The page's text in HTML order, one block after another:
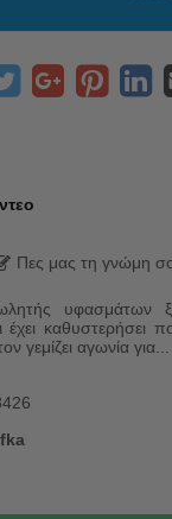
Πες μας τη γνώμη
υφασμάτων
έχει καθυστερήσει
γεμίζει αγωνία για...